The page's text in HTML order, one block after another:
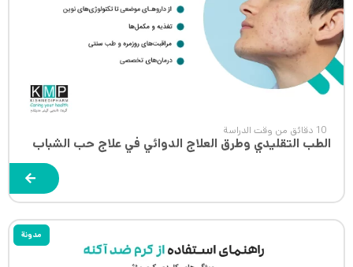
10 دقائق من وقت الدراسة
الطب التقليدي وطرق العلاج الدوائي في علاج حب الشباب
مدونة